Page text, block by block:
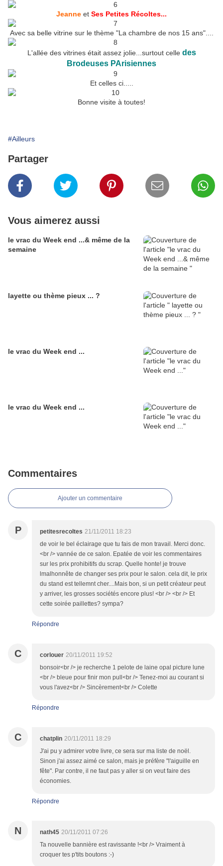
Jeanne et Ses Petites Récoltes...
Avec sa belle vitrine sur le thème "La chambre de nos 15 ans"....
L'allée des vitrines était assez jolie...surtout celle des
Brodeuses PArisiennes
Et celles ci.....
Bonne visite à toutes!
#Ailleurs
Partager
Vous aimerez aussi
le vrac du Week end ...& même de la
semaine
layette ou thème pieux ... ?
le vrac du Week end ...
le vrac du Week end ...
Commentaires
Ajouter un commentaire
P petitesrecoltes 21/11/2011 18:23
de voir le bel éclairage que tu fais de mon travail. Merci donc.
<br /> vannée de ce salon. Epatée de voir les commentaires
sur les prix prohibitifs du scrap. Quelle honte! je trouve
lmalhonnête de changer ses prix pour le salon. cela dit, le prix
du stand est tellemnt cher....Mais bon, si un petit créateur peut
y arriver, les grosses sociétés encore plus! <br /> <br /> Et
cette soirée paillettes? sympa?
Répondre
C corlouer 20/11/2011 19:52
bonsoir<br /> je recherche 1 pelote de laine opal picture lune
<br /> bleue pour finir mon pull<br /> Tenez-moi au courant si
vous l'avez<br /> Sincèrement<br /> Colette
Répondre
C chatplin 20/11/2011 18:29
J'ai pu y admirer votre livre, ce sera sur ma liste de noël.
Sinon j'ai assez aimé ce salon, mais je préfère "l'aiguille en
fête". Par contre, il ne faut pas y aller si on veut faire des
économies.
Répondre
N nath45 20/11/2011 07:26
Ta nouvelle bannière est ravissante !<br /> Vraiment à
croquer tes p'tits boutons :-)